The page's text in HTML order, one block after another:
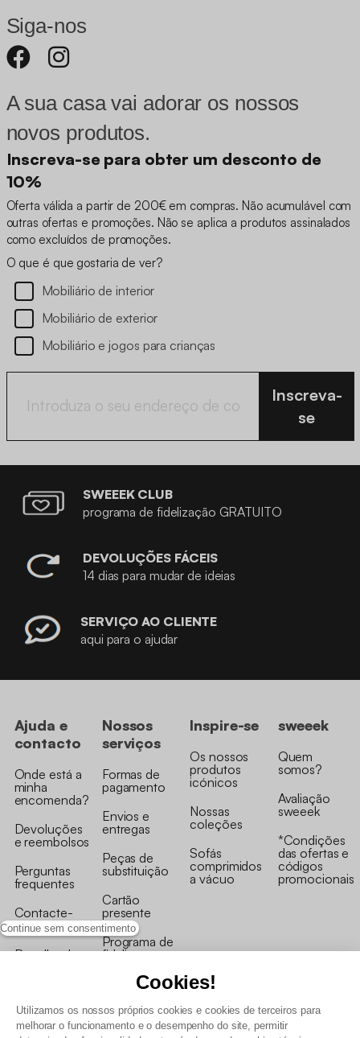
Continue sem consentimento
Cookies!
Utilizamos os nossos próprios cookies e cookies de terceiros para
melhorar o funcionamento e o desempenho do site, permitir
Siga-nos
A sua casa vai adorar os nossos
novos produtos.
Inscreva-se para obter um desconto de
10%
Oferta válida a partir de 200€ em compras. Não acumulável com
outras ofertas e promoções. Não se aplica a produtos assinalados
como excluídos de promoções.
O que é que gostaria de ver?
Mobiliário de interior
Mobiliário de exterior
Mobiliário e jogos para crianças
Inscreva-
se
SWEEEK CLUB
programa de fidelização GRATUITO
DEVOLUÇÕES FÁCEIS
14 dias para mudar de ideias
SERVIÇO AO CLIENTE
aqui para o ajudar
Ajuda e
contacto
Onde está a
minha
encomenda?
Devoluções
e reembolsos
Perguntas
frequentes
Contacte-
nos
Recolha de
Nossos
serviços
Formas de
pagamento
Envios e
entregas
Peças de
substituição
Cartão
presente
Programa de
fidelizaçao
Inspire-se
Os nossos
produtos
icónicos
Nossas
coleções
Sofás
comprimidos
a vácuo
sweeek
Quem
somos?
Avaliação
sweeek
*Condições
das ofertas e
códigos
promocionais